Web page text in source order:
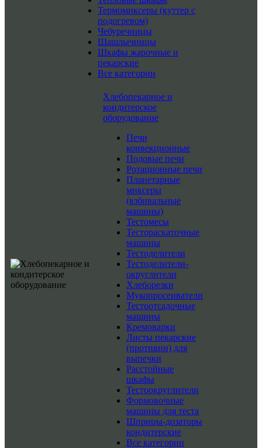
Термомиксеры (куттер с
подогревом)
Чебуречницы
Шашлычницы
Шкафы жарочные и
пекарские
Все категории
Хлебопекарное и
кондитерское
оборудование
Печи
конвекционные
Подовые печи
Ротационные печи
Планетарные
миксеры
(взбивальные
машины)
Тестомесы
Тестораскаточные
машины
Тестоделители
Тестоделители-
округлители
Хлеборезки
Мукопросеиватели
Тестоотсадочные
машины
Кремоварки
Листы пекарские
(противни) для
выпечки
Расстойные
шкафы
Тестоокруглители
Формовочные
машины для теста
Шприцы-дозаторы
кондитерские
Все категории